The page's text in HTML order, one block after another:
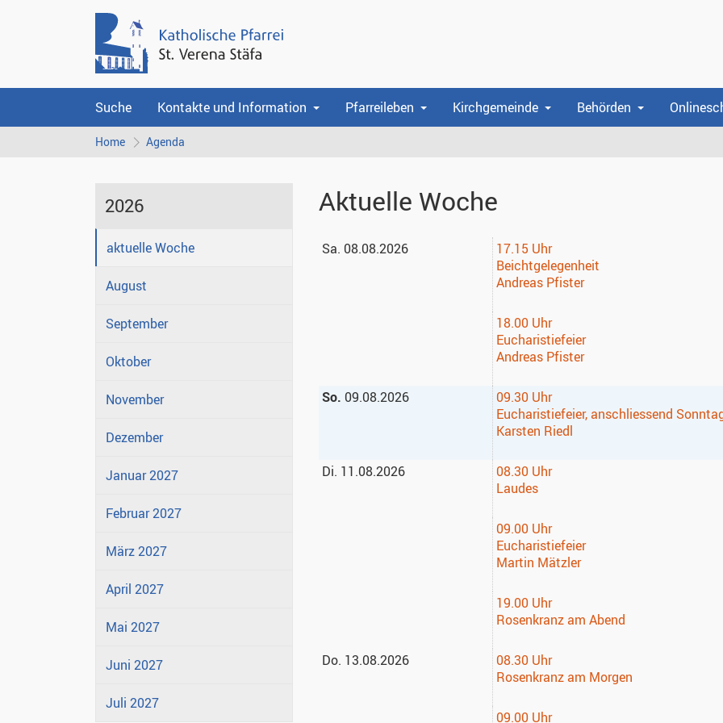
Suche Kontakte und Information Pfarreileben Kirchgemeinde Behörden
Home Agenda
2026
aktuelle Woche
August
September
Oktober
November
Dezember
Januar 2027
Februar 2027
März 2027
April 2027
Mai 2027
Juni 2027
Juli 2027
Aktuelle Woche
Sa. 08.08.2026
17.15 Uhr
Beichtgelegenheit
Andreas Pfister
18.00 Uhr
Eucharistiefeier
Andreas Pfister
So. 09.08.2026
09.30 Uhr
Eucharistiefeier, anschliessend
Karsten Riedl
Di. 11.08.2026
08.30 Uhr
Laudes
09.00 Uhr
Eucharistiefeier
Martin Mätzler
19.00 Uhr
Rosenkranz am Abend
Do. 13.08.2026
08.30 Uhr
Rosenkranz am Morgen
09.00 Uhr